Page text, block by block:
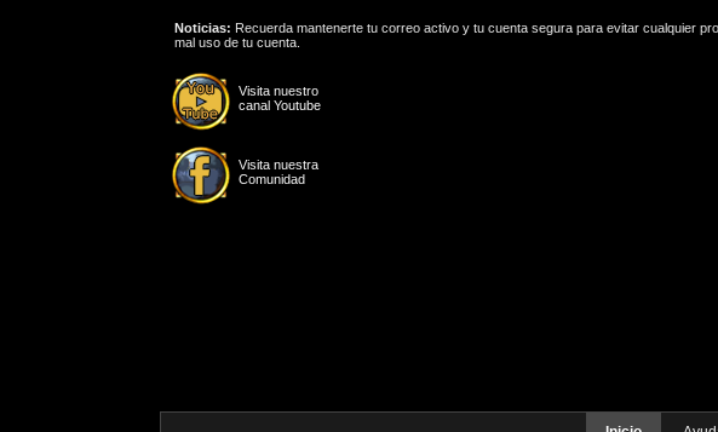
Visita nuestro
canal Youtube
Visita nuestra
Comunidad
Noticias: Recuerda mantenerte tu correo activo y tu cuenta segura para evitar cualquier
mal uso de tu cuenta.